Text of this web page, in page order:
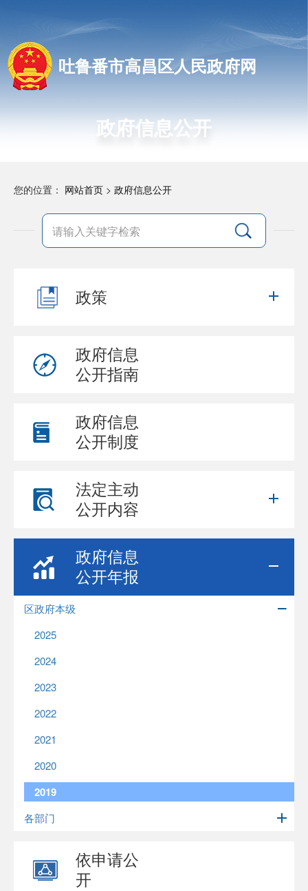
吐鲁番市高昌区人民政府网
政府信息公开
您的位置： 网站首页 > 政府信息公开
政策
政府信息
公开指南
政府信息
公开制度
法定主动
公开内容
政府信息
公开年报
区政府本级
2025
2024
2023
2022
2021
2020
2019
各部门
依申请公
开